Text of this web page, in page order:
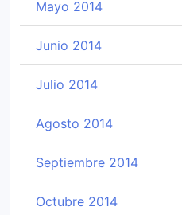
Mayo 2014
Junio 2014
Julio 2014
Agosto 2014
Septiembre 2014
Octubre 2014